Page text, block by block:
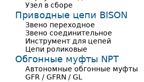
Узел в сборе
Приводные цепи BISON
Звено переходное
Звено соединительное
Инструмент для цепей
Цепи роликовые
Обгонные муфты NPT
Автономные обгонные муфты
GFR / GFRN / GL